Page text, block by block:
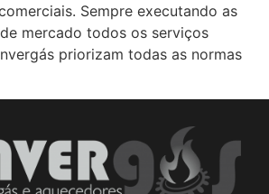
Sempre executando as
mercado todos os serviços
priorizam todas as normas